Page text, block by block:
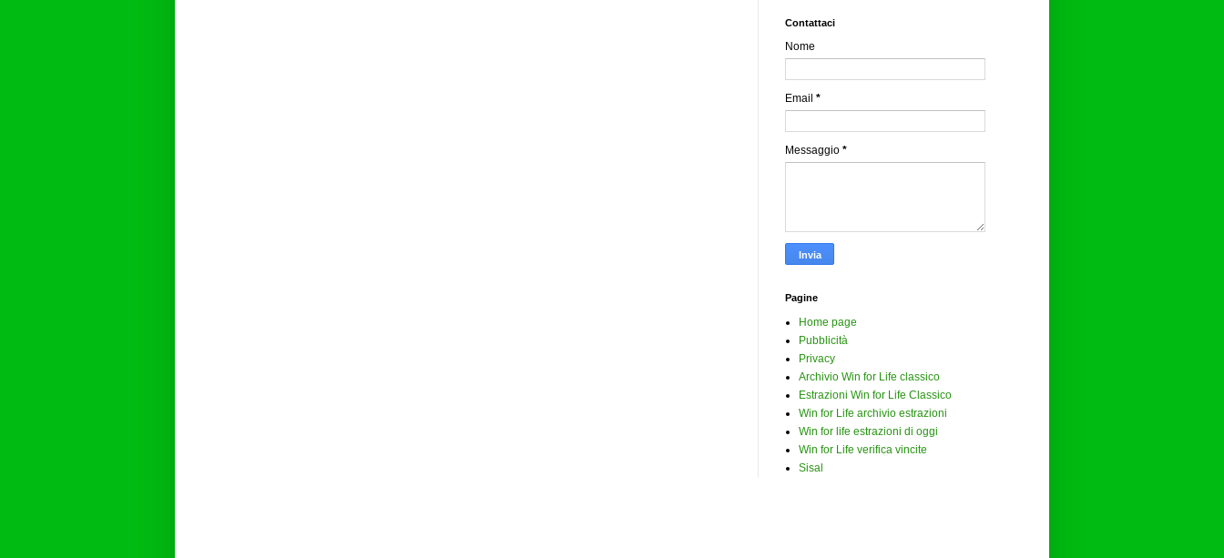
Contattaci
Nome
Email *
Messaggio *
Pagine
Home page
Pubblicità
Privacy
Archivio Win for Life classico
Estrazioni Win for Life Classico
Win for Life archivio estrazioni
Win for life estrazioni di oggi
Win for Life verifica vincite
Sisal